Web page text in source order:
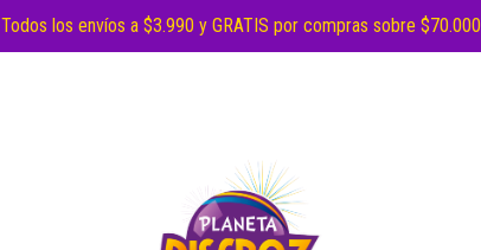
Todos los envíos a $3.990 y GRATIS por compras sobre $70.000